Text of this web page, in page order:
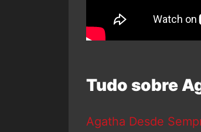
Tudo sobre
Agatha Desde